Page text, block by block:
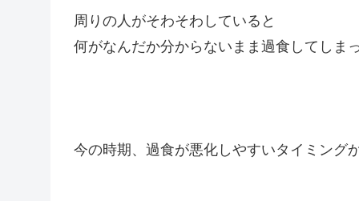
周りの人がそわそわしていると
何がなんだか分からないまま過食してしま
今の時期、過食が悪化しやすいタイミング